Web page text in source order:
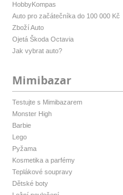
HobbyKompas
Auto pro začátečníka do 100 000 Kč
Zboží Auto
Ojetá Škoda Octavia
Jak vybrat auto?
Mimibazar
Testujte s Mimibazarem
Monster High
Barbie
Lego
Pyžama
Kosmetika a parfémy
Teplákové soupravy
Dětské boty